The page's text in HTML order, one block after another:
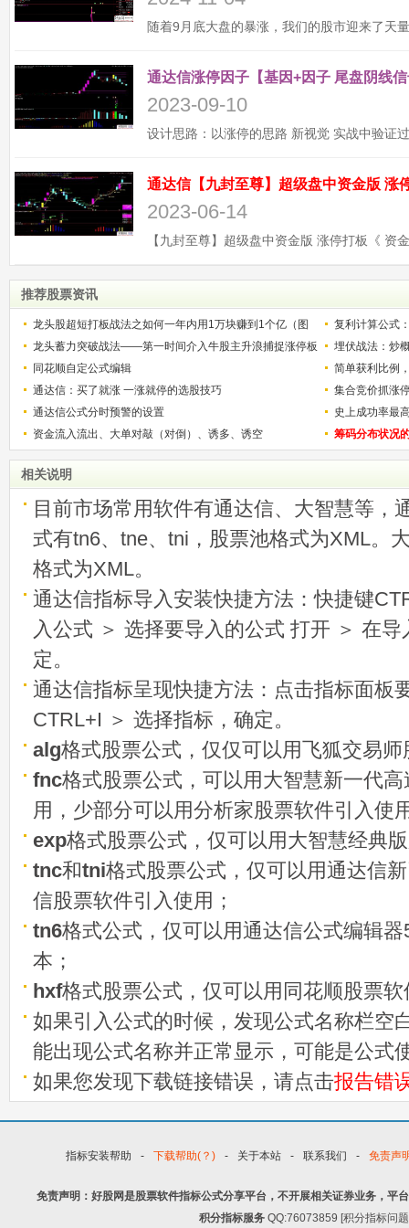
通达信涨停因子【基因+因子 尾盘阴线
2023-09-10
2023-06-14
推荐股票资讯
龙头股超短打板战法之如何一年内用1万块赚到1个亿（图
解）
复利计算公式
少？
龙头蓄力突破战法——第一时间介入牛股主升浪捕捉涨停板
的技巧（图解）
埋伏战法：炒
同花顺自定公式编辑
简单获利比例
用
通达信：买了就涨 一涨就停的选股技巧
集合竞价抓涨
通达信公式分时预警的设置
史上成功率最
称选股法宝！
资金流入流出、大单对敲（对倒）、诱多、诱空 筹码分布状况
相关说明
目前市场常用软件有通达信、大智慧等，
式有tn6、tne、tni，股票池格式为XML。
格式为XML。
通达信指标导入安装快捷方法：快捷键
入公式 ＞ 选择要导入的公式 打开 ＞ 在
定。
通达信指标呈现快捷方法：点击指标面板
CTRL+I ＞ 选择指标，确定。
alg格式股票公式，仅仅可以用飞狐交易
fnc格式股票公式，可以用大智慧新一代
用，少部分可以用分析家股票软件引入使
exp格式股票公式，仅可以用大智慧经典
tnc和tni格式股票公式，仅可以用通达信
信股票软件引入使用；
tn6格式公式，仅可以用通达信公式编辑
本；
hxf格式股票公式，仅可以用同花顺股票
如果引入公式的时候，发现公式名称栏空
能出现公式名称并正常显示，可能是公式
如果您发现下载链接错误，请点击报告错
指标安装帮助 - 下载帮助(？) - 关于本站 - 联系我们 - 免责声
免责声明：好股网是股票软件指标公式分享平台，不开展相关证券业务，平
积分指标服务 QQ:76073859 [积分指标问